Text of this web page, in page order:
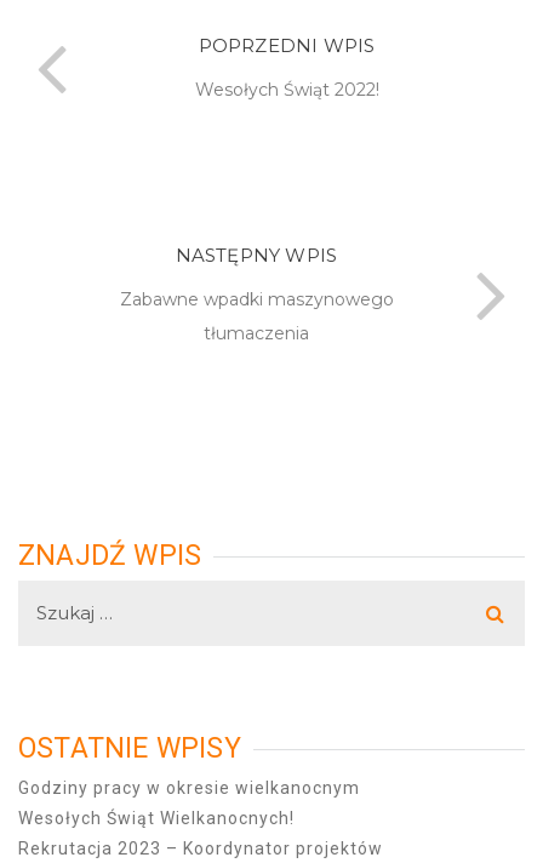
POPRZEDNI WPIS
Wesołych Świąt 2022!
NASTĘPNY WPIS
Zabawne wpadki maszynowego
tłumaczenia
ZNAJDŹ WPIS
OSTATNIE WPISY
Godziny pracy w okresie wielkanocnym
Wesołych Świąt Wielkanocnych!
Rekrutacja 2023 – Koordynator projektów